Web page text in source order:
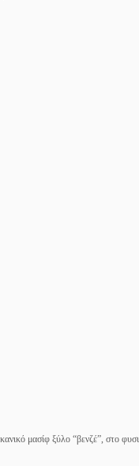
μασίφ ξύλο “βενζέ”, στο